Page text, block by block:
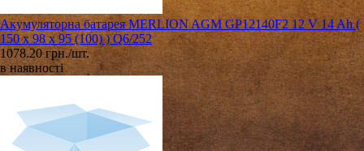
Акумуляторна батарея MERLION AGM GP12140F2 12 V 14 Ah (
150 x 98 x 95 (100) ) Q6/252
1078.20 грн./шт.
в наявності